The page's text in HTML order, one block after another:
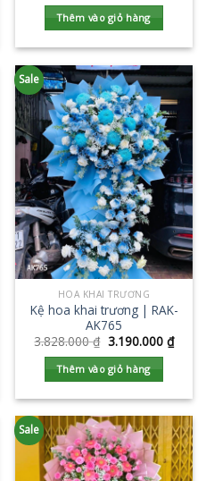
Thêm vào giỏ hàng
Sale
HOA KHAI TRƯƠNG
Kệ hoa khai trương | RAK-
AK765
3.828.000₫ 3.190.000 ₫
Thêm vào giỏ hàng
Sale